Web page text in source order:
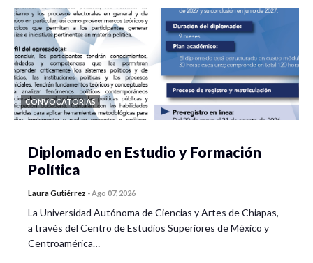
CONVOCATORIAS
Diplomado en Estudio y Formación
Política
Laura Gutiérrez -Ago 07, 2026
La Universidad Autónoma de Ciencias y Artes de Chiapas,
a través del Centro de Estudios Superiores de México y
Centroamérica…